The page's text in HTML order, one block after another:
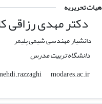
هیات تحریریه
دکتر مهدی رزاقی
دانشیار مهندسی شیمی پلیمر
دانشگاه تربیت مدرس
mehdi.razzaghi
modares.ac.ir